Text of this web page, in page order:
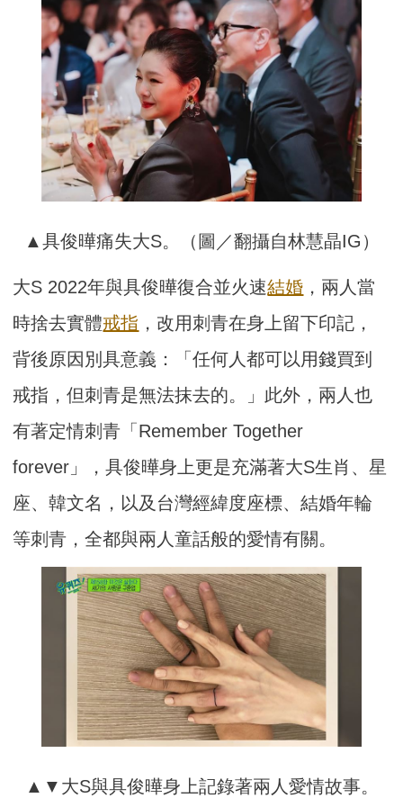
▲具俊曄痛失大S。（圖／翻攝自林慧晶IG）
大S 2022年與具俊曄復合並火速結婚 ，兩人當
時捨去實體戒指 ，改用刺青在身上留下印記，
背後原因別具意義：「任何人都可以用錢買到
戒指，但刺青是無法抹去的。」此外，兩人也
有著定情刺青「Remember Together
forever」，具俊曄身上更是充滿著大S生肖、星
座、韓文名，以及台灣經緯度座標、結婚年輪
等刺青，全都與兩人童話般的愛情有關。
▲▼大S與具俊曄身上記錄著兩人愛情故事。